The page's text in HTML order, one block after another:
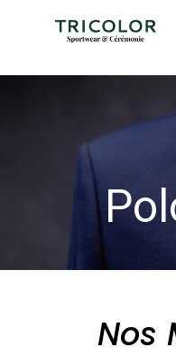
Nos